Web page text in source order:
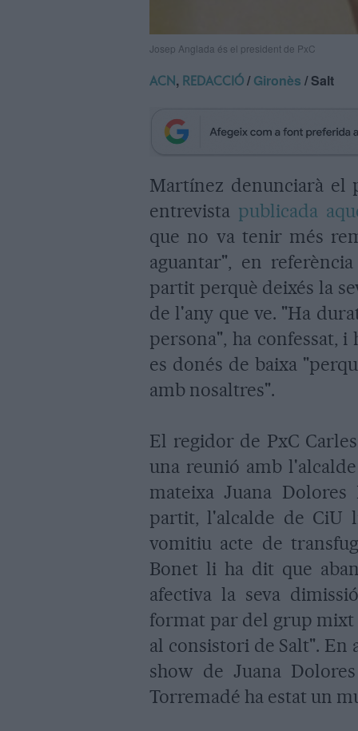
Josep Anglada és el president de PxC
ACN, REDACCIÓ /Gironès / Salt
Martínez denunciarà el
entrevista publicada
que no va tenir més
aguantar", en
partit perquè deixés la
de l'any que ve. "Ha
persona", ha confessat,
es donés de baixa
amb nosaltres".
El regidor de PxC
una reunió amb
mateixa Juana
partit, l'alcalde de CiU
vomitiu acte de
Bonet li ha dit que
afectiva la seva
format par del grup mixt
al consistori de Salt". En
show de Juana
Torremadé ha estat un